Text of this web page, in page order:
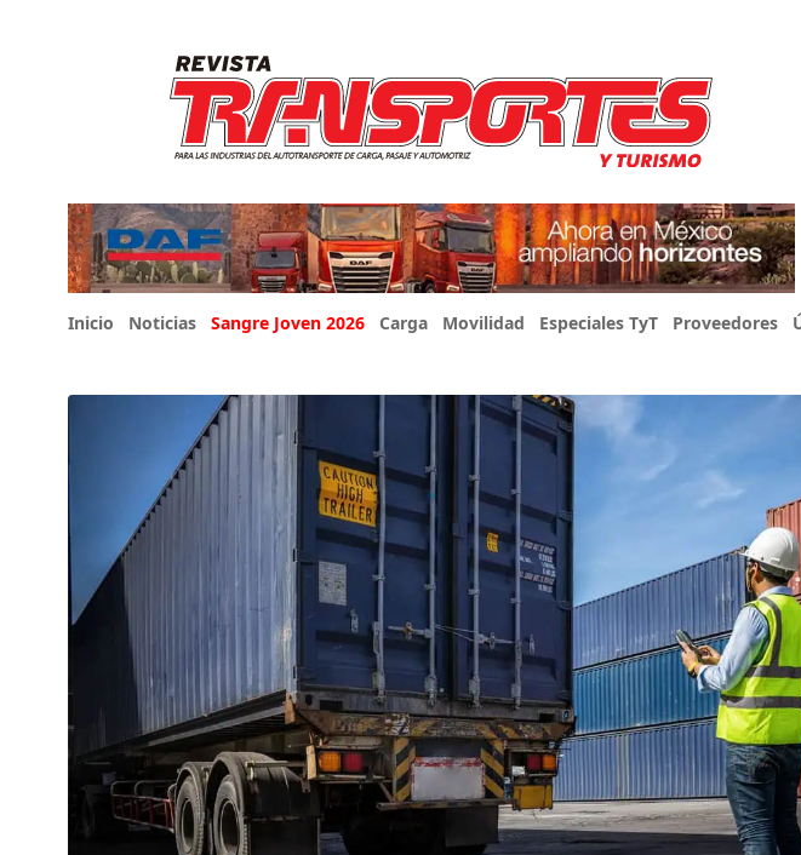
Inicio Noticias Sangre Joven 2026 Carga Movilidad Especiales TyT Proveedores